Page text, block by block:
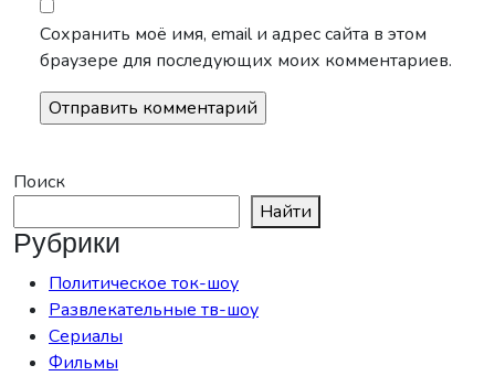
Сохранить моё имя, email и адрес сайта в этом
браузере для последующих моих комментариев.
Поиск
Найти
Рубрики
Политическое ток-шоу
Развлекательные тв-шоу
Сериалы
Фильмы